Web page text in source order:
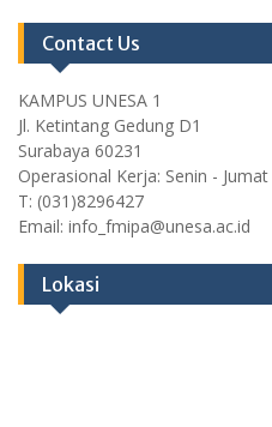
Contact Us
KAMPUS UNESA 1
Jl. Ketintang Gedung D1
Surabaya 60231
Operasional Kerja: Senin -
T: (031)8296427
Email: info_fmipa@unesa.ac.id
Lokasi